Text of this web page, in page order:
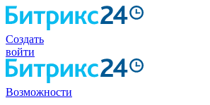
Создать
войти
Возможности